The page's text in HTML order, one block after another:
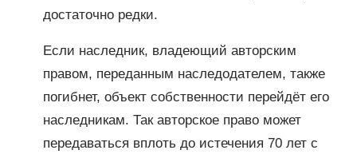
достаточно редки.
Если наследник, владеющий авторским
правом, переданным наследодателем, также
погибнет, объект собственности перейдёт его
наследникам. Так авторское право может
передаваться вплоть до истечения 70 лет с